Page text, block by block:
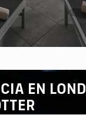
EN